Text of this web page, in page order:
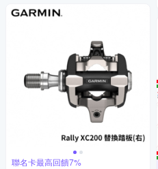
聯名卡最高回饋7%